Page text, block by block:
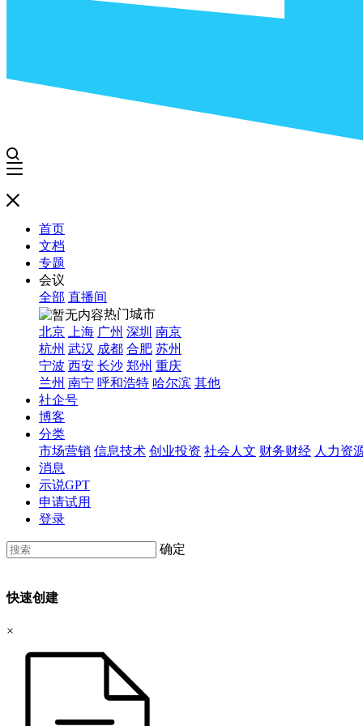
首页
文档
专题
会议
全部 直播间
热门城市
北京
上海 广州 深圳 南京
杭州 武汉 成都 合肥 苏州
宁波 西安 长沙 郑州 重庆
兰州 南宁 呼和浩特 哈尔滨 其他
社企号
博客
分类
市场营销 信息技术 创业投资 社会人文 财务财经 人力资
消息
示说GPT
申请试用
登录
确定
快速创建
×